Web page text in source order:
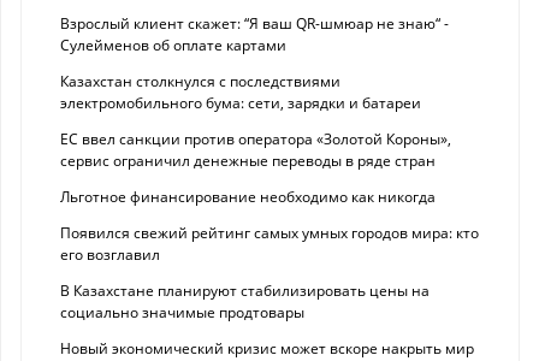
Взрослый клиент скажет: “Я ваш QR-шмюар не знаю“ -
Сулейменов об оплате картами
Казахстан столкнулся с последствиями
электромобильного бума: сети, зарядки и батареи
ЕС ввел санкции против оператора «Золотой Короны»,
сервис ограничил денежные переводы в ряде стран
Льготное финансирование необходимо как никогда
Появился свежий рейтинг самых умных городов мира: кто
его возглавил
В Казахстане планируют стабилизировать цены на
социально значимые продтовары
Новый экономический кризис может вскоре накрыть мир